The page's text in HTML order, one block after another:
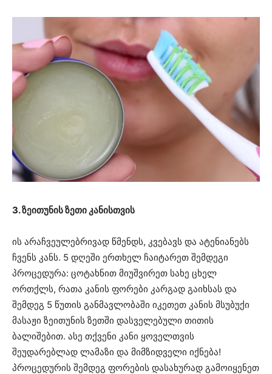
3. ზეითუნის ზეთი კანისთვის
ის არაჩვეულებრივად წმენდს, კვებავს და ატენიანებს
ჩვენს კანს. 5 დღეში ერთხელ ჩაიტარეთ შემდეგი
პროცედურა: ცოტახნით მიუშვირეთ სახე ცხელ
ორთქლს, რათა კანის ფორები კარგად გაიხსას და
შემდეგ 5 წუთის განმავლობაში იკეთეთ კანის მსუბუქი
მასაჟი ზეითუნის ზეთში დასველებული თითის
ბალიშებით. ასე თქვენი კანი ყოველთვის
შეუდარებლად ლამაზი და მიმზიდველი იქნება!
პროცედურის შემდეგ ფორების დასახურად გამოიყენეთ